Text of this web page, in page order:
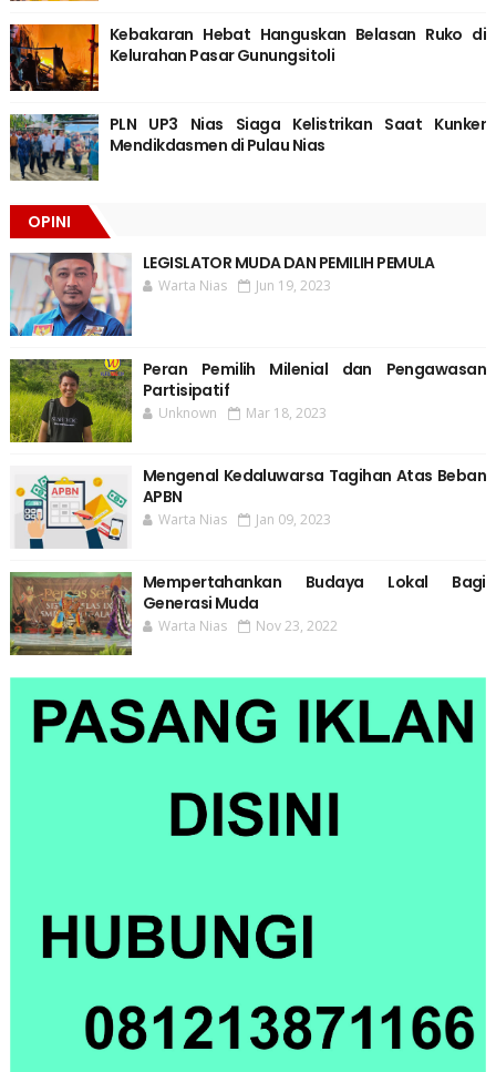
Kebakaran Hebat Hanguskan Belasan Ruko di
Kelurahan Pasar Gunungsitoli
PLN UP3 Nias Siaga Kelistrikan Saat Kunker
Mendikdasmen di Pulau Nias
OPINI
LEGISLATOR MUDA DAN PEMILIH PEMULA
Warta Nias Jun 19, 2023
Peran Pemilih Milenial dan Pengawasan
Partisipatif
Unknown Mar 18, 2023
Mengenal Kedaluwarsa Tagihan Atas Beban
APBN
Warta Nias Jan 09, 2023
Mempertahankan Budaya Lokal Bagi
Generasi Muda
Warta Nias Nov 23, 2022